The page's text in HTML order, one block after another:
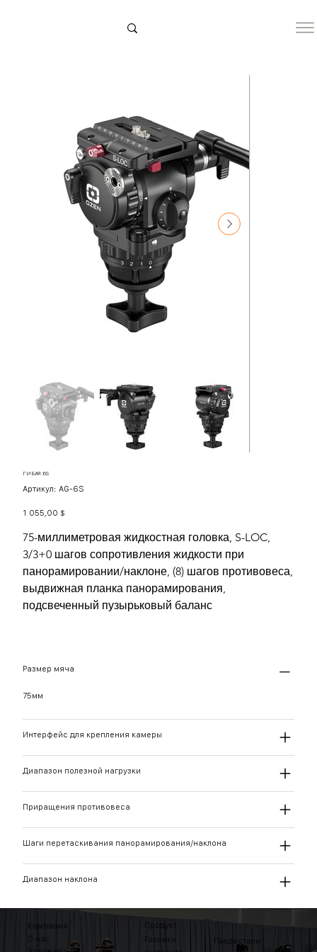
ГИБАЯ 6S
Артикул: Артикул:
AG-
AG-6S
Цена
1 055,00 $
75-миллиметровая жидкостная головка, S-LOC,
3/3+0 шагов сопротивления жидкости при
панорамировании/наклоне, (8) шагов противовеса,
выдвижная планка панорамирования,
подсвеченный пузырьковый баланс
Размер мяча
75мм
Интерфейс для крепления камеры
Диапазон полезной нагрузки
Приращения противовеса
Шаги перетаскивания панорамирования/наклона
Диапазон наклона
Пьедесталы
Компания
О нас
Продукт
Головки